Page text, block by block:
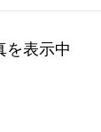
を表示中